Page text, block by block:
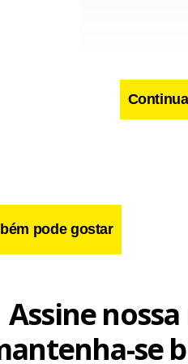
pode gostar
Assine
se